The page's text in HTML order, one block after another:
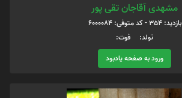
مشهدی آقاجان تقی پور
بازدید: 354 - کد متوفی: 6000084
تولد: فوت:
ورود به صفحه یادبود